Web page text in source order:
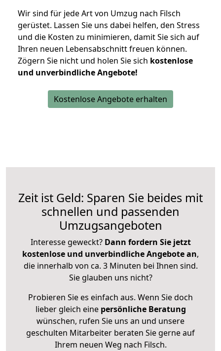
Wir sind für jede Art von Umzug nach Filsch
gerüstet. Lassen Sie uns dabei helfen, den Stress
und die Kosten zu minimieren, damit Sie sich auf
Ihren neuen Lebensabschnitt freuen können.
Zögern Sie nicht und holen Sie sich kostenlose
und unverbindliche Angebote!
Kostenlose Angebote erhalten
Zeit ist Geld: Sparen Sie beides mit
schnellen und passenden
Umzugsangeboten
Interesse geweckt? Dann fordern Sie jetzt
kostenlose und unverbindliche Angebote an,
die innerhalb von ca. 3 Minuten bei Ihnen sind.
Sie glauben uns nicht?
Probieren Sie es einfach aus. Wenn Sie doch
lieber gleich eine persönliche Beratung
wünschen, rufen Sie uns an und unsere
geschulten Mitarbeiter beraten Sie gerne auf
Ihrem neuen Weg nach Filsch.